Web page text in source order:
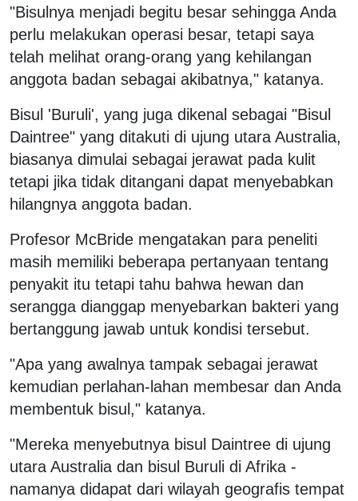
"Bisulnya menjadi begitu besar sehingga Anda
perlu melakukan operasi besar, tetapi saya
telah melihat orang-orang yang kehilangan
anggota badan sebagai akibatnya," katanya.
Bisul 'Buruli', yang juga dikenal sebagai "Bisul
Daintree" yang ditakuti di ujung utara Australia,
biasanya dimulai sebagai jerawat pada kulit
tetapi jika tidak ditangani dapat menyebabkan
hilangnya anggota badan.
Profesor McBride mengatakan para peneliti
masih memiliki beberapa pertanyaan tentang
penyakit itu tetapi tahu bahwa hewan dan
serangga dianggap menyebarkan bakteri yang
bertanggung jawab untuk kondisi tersebut.
"Apa yang awalnya tampak sebagai jerawat
kemudian perlahan-lahan membesar dan Anda
membentuk bisul," katanya.
"Mereka menyebutnya bisul Daintree di ujung
utara Australia dan bisul Buruli di Afrika -
namanya didapat dari wilayah geografis tempat